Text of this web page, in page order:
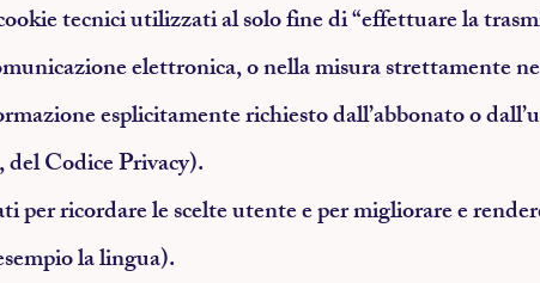
tecnici utilizzati al solo fine di “effettuare la
elettronica, o nella misura strettamente
esplicitamente richiesto dall’abbonato o
del Codice Privacy).
per ricordare le scelte utente e per migliorare e
la lingua).